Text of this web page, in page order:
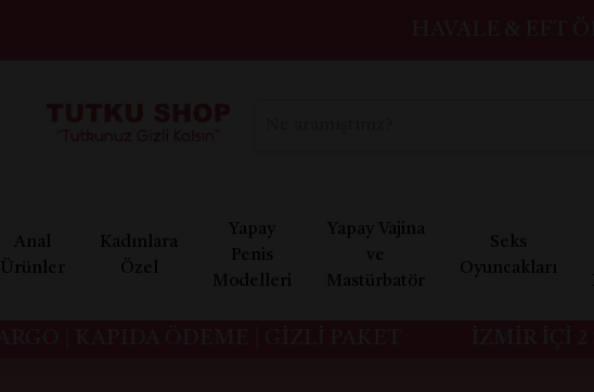
Anal
Ürünler
Kadınlara
Özel
Yapay
Penis
Modelleri
Yapay Vajina
ve
Mastürbatör
Seks
Oyuncakları